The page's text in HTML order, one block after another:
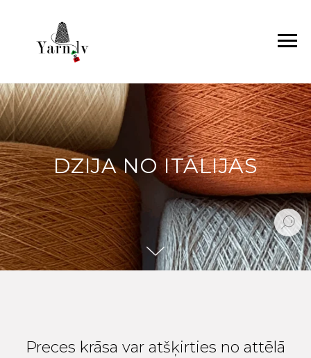
DZIJA NO ITĀLIJAS
Preces krāsa var atšķirties no attēlā